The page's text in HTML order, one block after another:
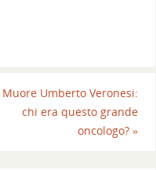
Muore Umberto Veronesi:
chi era questo grande
oncologo?»